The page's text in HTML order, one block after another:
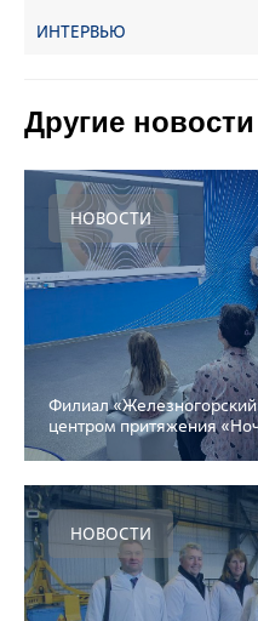
ИНТЕРВЬЮ
Другие новости
НОВОСТИ
Филиал
центром притяжения
НОВОСТИ